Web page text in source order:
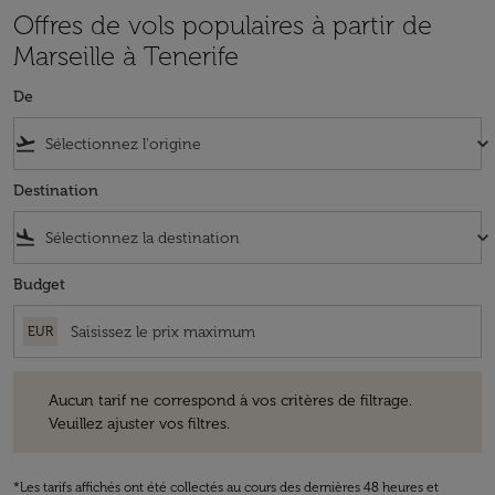
Offres de vols populaires à partir de
Marseille à Tenerife
De
flight_takeoff keyboard_arrow_down
Destination
flight_land keyboard_arrow_down
Budget
EUR
Aucun tarif ne correspond à vos critères de filtrage.
Veuillez ajuster vos filtres.
*Les tarifs affichés ont été collectés au cours des dernières 48 heures et